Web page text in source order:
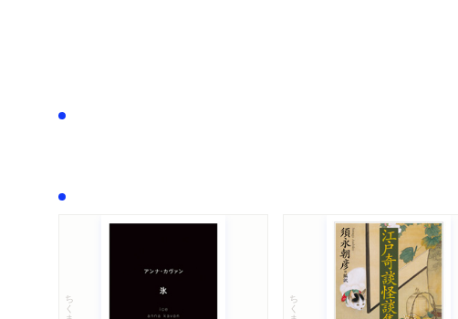
ちくま文庫 ちくま学芸文庫